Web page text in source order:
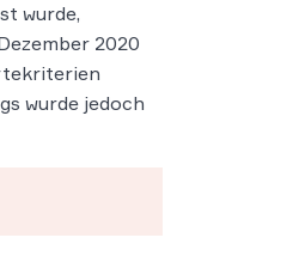
wurde,
2020
wurde jedoch